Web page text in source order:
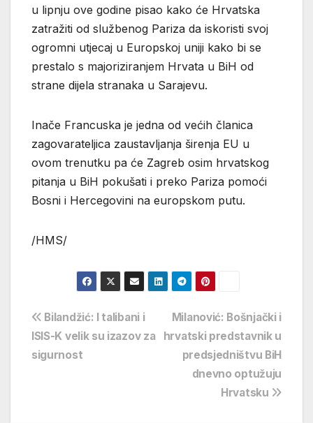
u lipnju ove godine pisao kako će Hrvatska
zatražiti od službenog Pariza da iskoristi svoj
ogromni utjecaj u Europskoj uniji kako bi se
prestalo s majoriziranjem Hrvata u BiH od
strane dijela stranaka u Sarajevu.
Inače Francuska je jedna od većih članica
zagovarateljica zaustavljanja širenja EU u
ovom trenutku pa će Zagreb osim hrvatskog
pitanja u BiH pokušati i preko Pariza pomoći
Bosni i Hercegovini na europskom putu.
/HMS/
Navigacija
objava
Milanović: Bošnjački i
hrvatski predstavnik u
predsjedništvu BiH
dnevno optužuju
Hrvatsku
Bilandžić: I talibani i
ISIS-K velik su izazov za
sigurnost